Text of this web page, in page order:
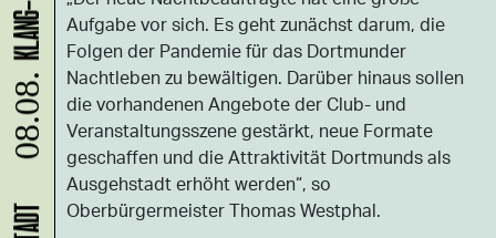
Aufgabe vor sich. Es geht zunächst darum, die
Folgen der Pandemie für das Dortmunder
Nachtleben zu bewältigen. Darüber hinaus sollen
die vorhandenen Angebote der Club- und
Veranstaltungsszene gestärkt, neue Formate
geschaffen und die Attraktivität Dortmunds als
Ausgehstadt erhöht werden“, so
Oberbürgermeister Thomas Westphal.
08.08.